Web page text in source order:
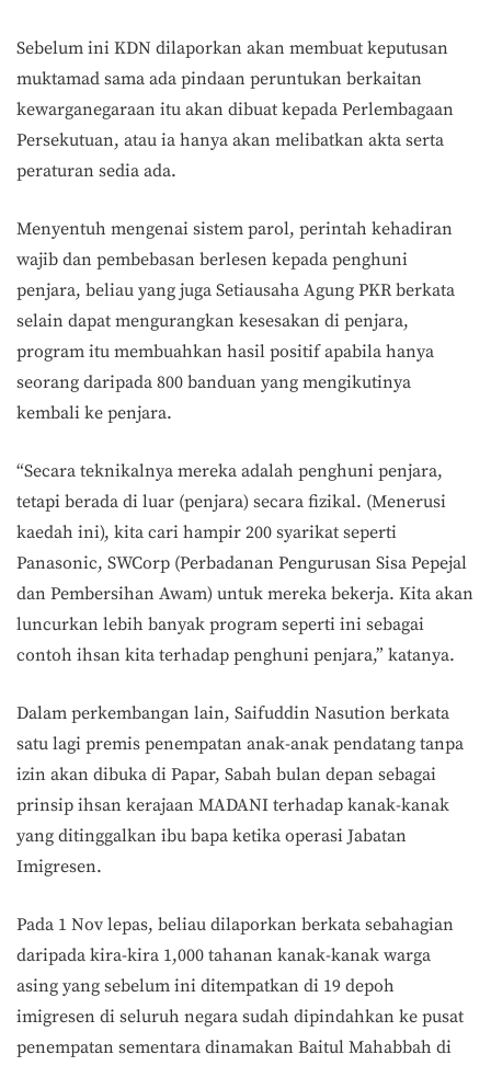
Sebelum ini KDN dilaporkan akan membuat keputusan
muktamad sama ada pindaan peruntukan berkaitan
kewarganegaraan itu akan dibuat kepada Perlembagaan
Persekutuan, atau ia hanya akan melibatkan akta serta
peraturan sedia ada.
Menyentuh mengenai sistem parol, perintah kehadiran
wajib dan pembebasan berlesen kepada penghuni
penjara, beliau yang juga Setiausaha Agung PKR berkata
selain dapat mengurangkan kesesakan di penjara,
program itu membuahkan hasil positif apabila hanya
seorang daripada 800 banduan yang mengikutinya
kembali ke penjara.
“Secara teknikalnya mereka adalah penghuni penjara,
tetapi berada di luar (penjara) secara fizikal. (Menerusi
kaedah ini), kita cari hampir 200 syarikat seperti
Panasonic, SWCorp (Perbadanan Pengurusan Sisa Pepejal
dan Pembersihan Awam) untuk mereka bekerja. Kita akan
luncurkan lebih banyak program seperti ini sebagai
contoh ihsan kita terhadap penghuni penjara,” katanya.
Dalam perkembangan lain, Saifuddin Nasution berkata
satu lagi premis penempatan anak-anak pendatang tanpa
izin akan dibuka di Papar, Sabah bulan depan sebagai
prinsip ihsan kerajaan MADANI terhadap kanak-kanak
yang ditinggalkan ibu bapa ketika operasi Jabatan
Imigresen.
Pada 1 Nov lepas, beliau dilaporkan berkata sebahagian
daripada kira-kira 1,000 tahanan kanak-kanak warga
asing yang sebelum ini ditempatkan di 19 depoh
imigresen di seluruh negara sudah dipindahkan ke pusat
penempatan sementara dinamakan Baitul Mahabbah di